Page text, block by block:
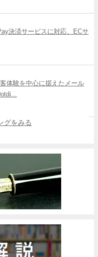
決済サービスに対応、ECサ
体験を中心に据えたメール
グをみる